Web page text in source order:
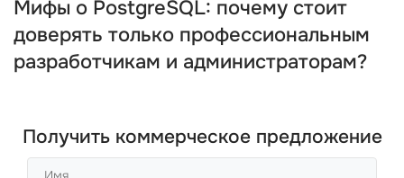
Мифы о PostgreSQL: почему стоит
доверять только профессиональным
разработчикам и администраторам?
Получить коммерческое предложение